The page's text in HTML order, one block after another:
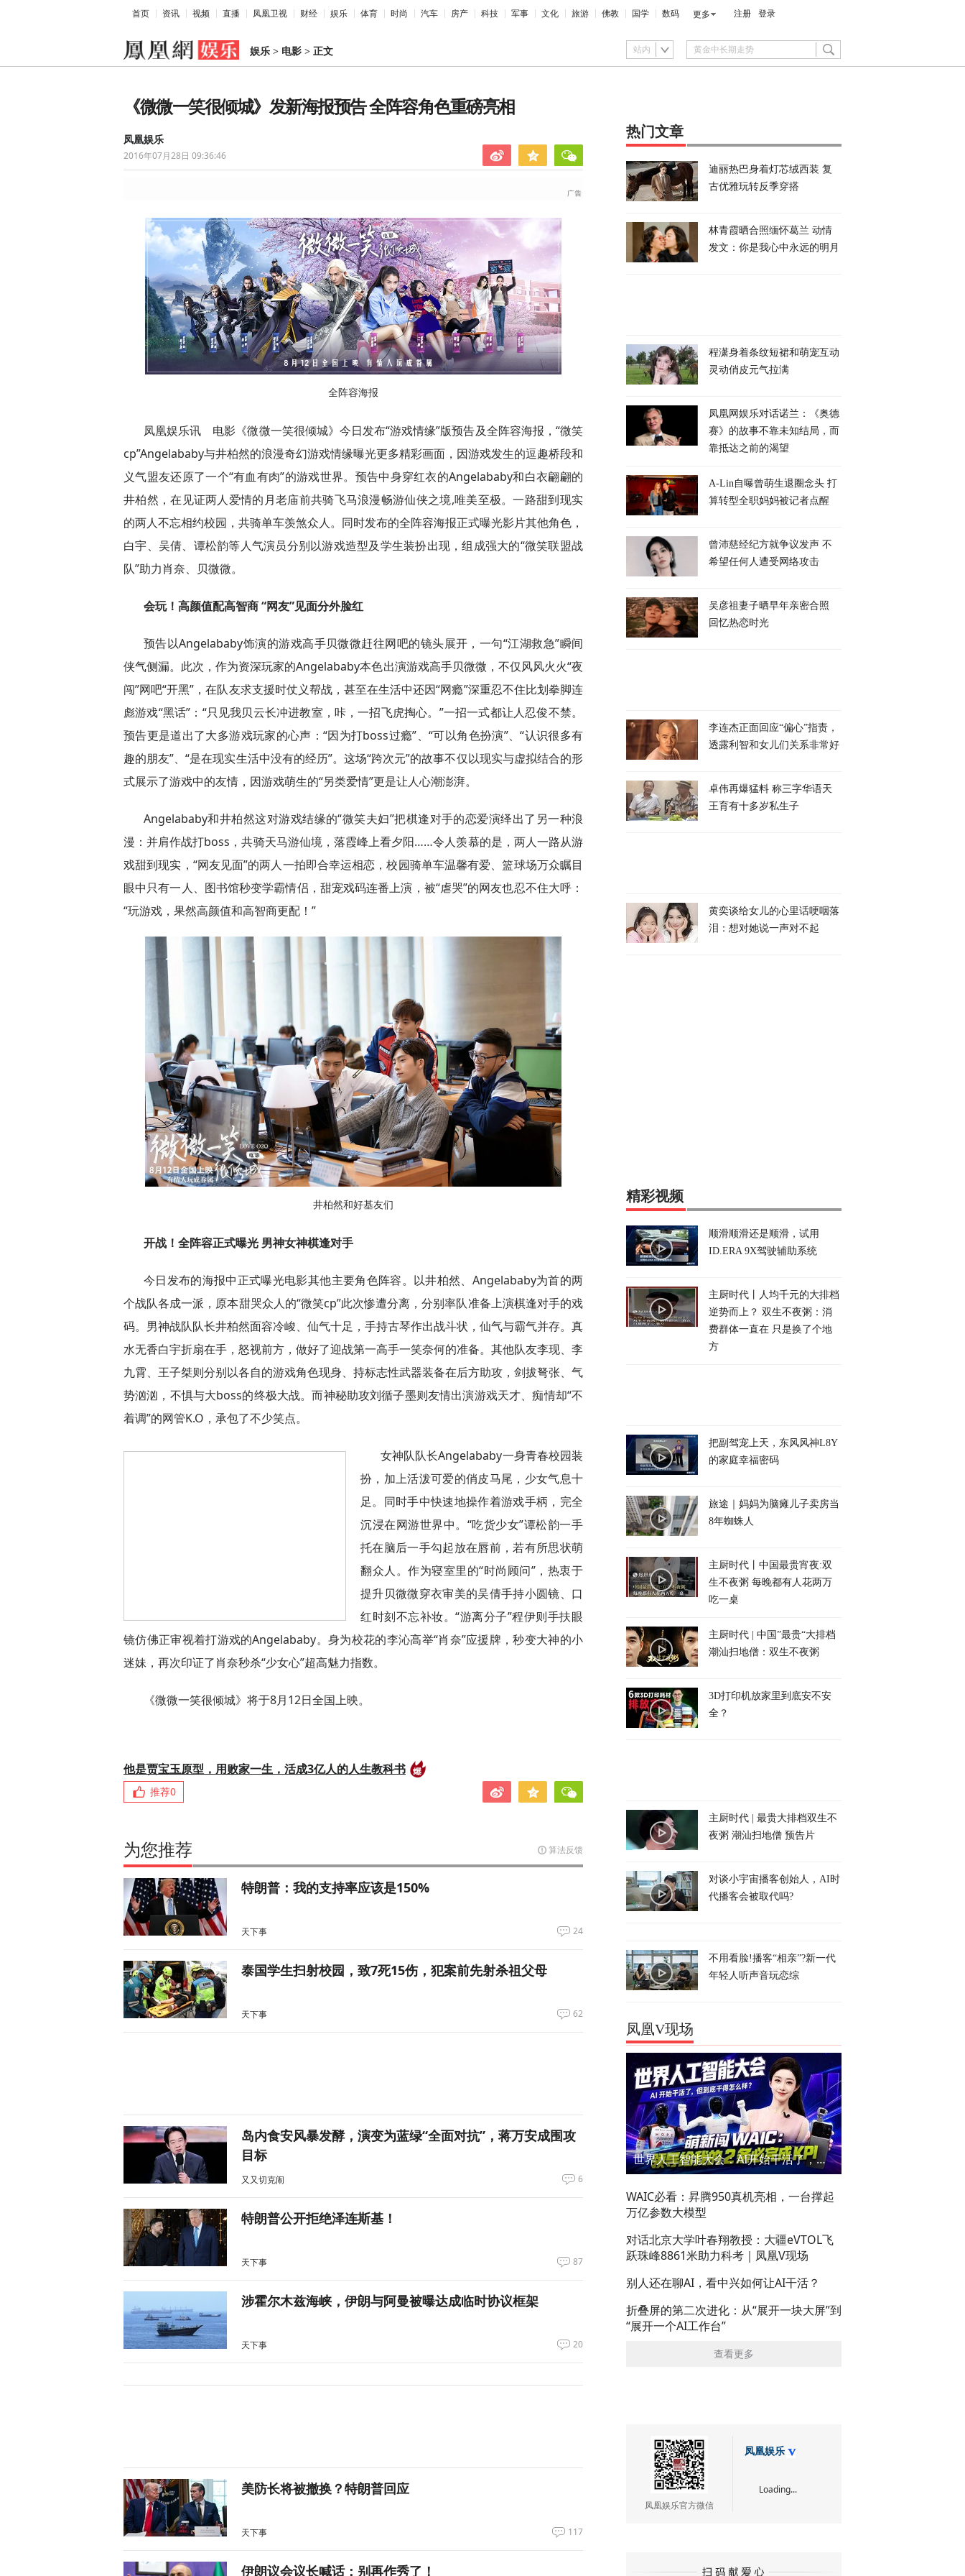
首页 资讯 视频 直播 凤凰卫视 财经 娱乐 体育 时尚 汽车 房产 科技 军事 文化 旅游 佛教 国学 数码 更多 注册 登录
娱乐 > 电影 > 正文 站内
《微微一笑很倾城》发新海报预告 全阵容角色重磅亮相
凤凰娱乐
2016年07月28日 09:36:46
全阵容海报
凤凰娱乐讯 电影《微微一笑很倾城》今日发布“游戏情缘”版预告及全阵容海报，“微笑
cp”Angelababy与井柏然的浪漫奇幻游戏情缘曝光更多精彩画面，因游戏发生的逗趣桥段和
义气盟友还原了一个“有血有肉”的游戏世界。预告中身穿红衣的Angelababy和白衣翩翩的
井柏然，在见证两人爱情的月老庙前共骑飞马浪漫畅游仙侠之境,唯美至极。一路甜到现实
的两人不忘相约校园，共骑单车羡煞众人。同时发布的全阵容海报正式曝光影片其他角色，
白宇、吴倩、谭松韵等人气演员分别以游戏造型及学生装扮出现，组成强大的“微笑联盟战
队”助力肖奈、贝微微。
会玩！高颜值配高智商 “网友”见面分外脸红
预告以Angelababy饰演的游戏高手贝微微赶往网吧的镜头展开，一句“江湖救急”瞬间
侠气侧漏。此次，作为资深玩家的Angelababy本色出演游戏高手贝微微，不仅风风火火“夜
闯”网吧“开黑”，在队友求支援时仗义帮战，甚至在生活中还因“网瘾”深重忍不住比划拳脚连
彪游戏“黑话”：“只见我贝云长冲进教室，咔，一招飞虎掏心。”一招一式都让人忍俊不禁。
预告更是道出了大多游戏玩家的心声：“因为打boss过瘾”、“可以角色扮演”、“认识很多有
趣的朋友”、“是在现实生活中没有的经历”。这场“跨次元”的故事不仅以现实与虚拟结合的形
式展示了游戏中的友情，因游戏萌生的“另类爱情”更是让人心潮澎湃。
Angelababy和井柏然这对游戏结缘的“微笑夫妇”把棋逢对手的恋爱演绎出了另一种浪
漫：并肩作战打boss，共骑天马游仙境，落霞峰上看夕阳……令人羡慕的是，两人一路从游
戏甜到现实，“网友见面”的两人一拍即合幸运相恋，校园骑单车温馨有爱、篮球场万众瞩目
眼中只有一人、图书馆秒变学霸情侣，甜宠戏码连番上演，被“虐哭”的网友也忍不住大呼：
“玩游戏，果然高颜值和高智商更配！”
井柏然和好基友们
开战！全阵容正式曝光 男神女神棋逢对手
今日发布的海报中正式曝光电影其他主要角色阵容。以井柏然、Angelababy为首的两
个战队各成一派，原本甜哭众人的“微笑cp”此次惨遭分离，分别率队准备上演棋逢对手的戏
码。男神战队队长井柏然面容冷峻、仙气十足，手持古琴作出战斗状，仙气与霸气并存。真
水无香白宇折扇在手，怒视前方，做好了迎战第一高手一笑奈何的准备。其他队友李现、李
九霄、王子桀则分别以各自的游戏角色现身、持标志性武器装备在后方助攻，剑拔弩张、气
势汹汹，不惧与大boss的终极大战。而神秘助攻刘循子墨则友情出演游戏天才、痴情却“不
着调”的网管K.O，承包了不少笑点。
女神队队长Angelababy一身青春校园装
扮，加上活泼可爱的俏皮马尾，少女气息十
足。同时手中快速地操作着游戏手柄，完全
沉浸在网游世界中。“吃货少女”谭松韵一手
托在脑后一手勾起放在唇前，若有所思状萌
翻众人。作为寝室里的“时尚顾问”，热衷于
提升贝微微穿衣审美的吴倩手持小圆镜、口
红时刻不忘补妆。“游离分子”程伊则手扶眼
镜仿佛正审视着打游戏的Angelababy。身为校花的李沁高举“肖奈”应援牌，秒变大神的小
迷妹，再次印证了肖奈秒杀“少女心”超高魅力指数。
《微微一笑很倾城》将于8月12日全国上映。
他是贾宝玉原型，用败家一生，活成3亿人的人生教科书
推荐0
为您推荐 算法反馈
特朗普：我的支持率应该是150%
天下事 24
泰国学生扫射校园，致7死15伤，犯案前先射杀祖父母
天下事 62
岛内食安风暴发酵，演变为蓝绿“全面对抗”，蒋万安成围攻
目标
又又切克闹 6
特朗普公开拒绝泽连斯基！
天下事 87
涉霍尔木兹海峡，伊朗与阿曼被曝达成临时协议框架
天下事 20
美防长将被撤换？特朗普回应
天下事 117
伊朗议会议长喊话：别再作秀了！
热门文章
迪丽热巴身着灯芯绒西装 复
古优雅玩转反季穿搭
林青霞晒合照缅怀葛兰 动情
发文：你是我心中永远的明月
程潇身着条纹短裙和萌宠互动
灵动俏皮元气拉满
凤凰网娱乐对话诺兰：《奥德
赛》的故事不靠未知结局，而
靠抵达之前的渴望
A-Lin自曝曾萌生退圈念头 打
算转型全职妈妈被记者点醒
曾沛慈经纪方就争议发声 不
希望任何人遭受网络攻击
吴彦祖妻子晒早年亲密合照
回忆热恋时光
李连杰正面回应“偏心”指责，
透露利智和女儿们关系非常好
卓伟再爆猛料 称三字华语天
王育有十多岁私生子
黄奕谈给女儿的心里话哽咽落
泪：想对她说一声对不起
精彩视频
顺滑顺滑还是顺滑，试用
ID.ERA 9X驾驶辅助系统
主厨时代丨人均千元的大排档
逆势而上？ 双生不夜粥：消
费群体一直在 只是换了个地
方
把副驾宠上天，东风风神L8Y
的家庭幸福密码
旅途｜妈妈为脑瘫儿子卖房当
8年蜘蛛人
主厨时代丨中国最贵宵夜:双
生不夜粥 每晚都有人花两万
吃一桌
主厨时代 | 中国”最贵“大排档
潮汕扫地僧：双生不夜粥
3D打印机放家里到底安不安
全？
主厨时代 | 最贵大排档双生不
夜粥 潮汕扫地僧 预告片
对谈小宇宙播客创始人，AI时
代播客会被取代吗?
不用看脸!播客“相亲”?新一代
年轻人听声音玩恋综
凤凰V现场
世界人工智能大会：AI开始干活了，但到底干的怎么样？萌新闯WAIC
WAIC必看：昇腾950真机亮相，一台撑起
万亿参数大模型
对话北京大学叶春翔教授：大疆eVTOL飞
跃珠峰8861米助力科考｜凤凰V现场
别人还在聊AI，看中兴如何让AI干活？
折叠屏的第二次进化：从“展开一块大屏”到
“展开一个AI工作台”
查看更多
凤凰娱乐官方微信
凤凰娱乐
Loading...